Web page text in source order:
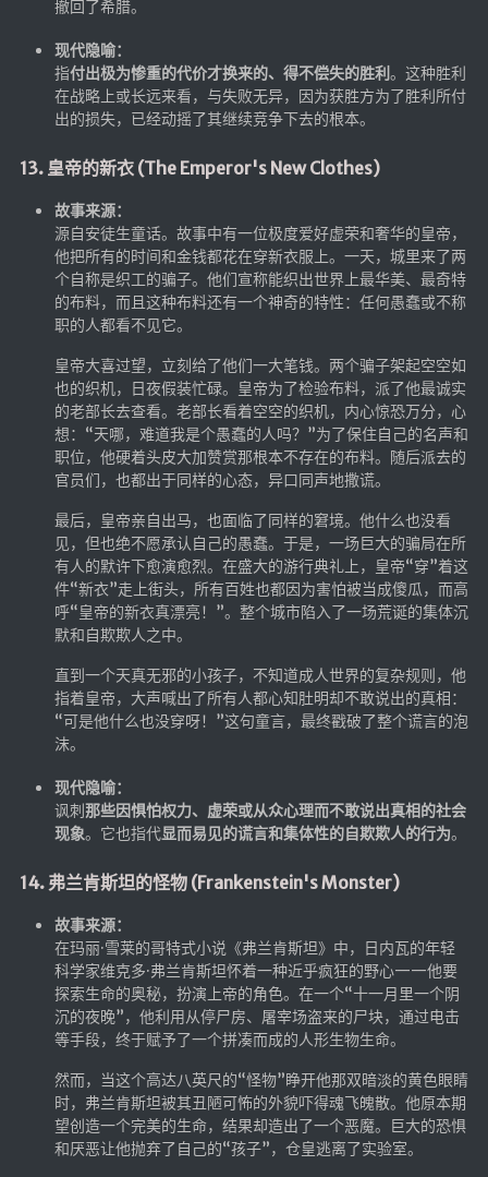
撤回了希腊。
现代隐喻：
指付出极为惨重的代价才换来的、得不偿失的胜利 。这种胜利
在战略上或长远来看，与失败无异，因为获胜方为了胜利所付
出的损失，已经动摇了其继续竞争下去的根本。
13. 皇帝的新衣 (The Emperor's New Clothes)
故事来源：
源自安徒生童话。故事中有一位极度爱好虚荣和奢华的皇帝，
他把所有的时间和金钱都花在穿新衣服上。一天，城里来了两
个自称是织工的骗子。他们宣称能织出世界上最华美、最奇特
的布料，而且这种布料还有一个神奇的特性：任何愚蠢或不称
职的人都看不见它。
皇帝大喜过望，立刻给了他们一大笔钱。两个骗子架起空空如
也的织机，日夜假装忙碌。皇帝为了检验布料，派了他最诚实
的老部长去查看。老部长看着空空的织机，内心惊恐万分，心
想：“天哪，难道我是个愚蠢的人吗？”为了保住自己的名声和
职位，他硬着头皮大加赞赏那根本不存在的布料。随后派去的
官员们，也都出于同样的心态，异口同声地撒谎。
最后，皇帝亲自出马，也面临了同样的窘境。他什么也没看
见，但也绝不愿承认自己的愚蠢。于是，一场巨大的骗局在所
有人的默许下愈演愈烈。在盛大的游行典礼上，皇帝“穿”着这
件“新衣”走上街头，所有百姓也都因为害怕被当成傻瓜，而高
呼“皇帝的新衣真漂亮！”。整个城市陷入了一场荒诞的集体沉
默和自欺欺人之中。
直到一个天真无邪的小孩子，不知道成人世界的复杂规则，他
指着皇帝，大声喊出了所有人都心知肚明却不敢说出的真相：
“可是他什么也没穿呀！”这句童言，最终戳破了整个谎言的泡
沫。
现代隐喻：
讽刺那些因惧怕权力、虚荣或从众心理而不敢说出真相的社会
现象。它也指代显而易见的谎言和集体性的自欺欺人的行为。
14. 弗兰肯斯坦的怪物 (Frankenstein's Monster)
故事来源：
在玛丽·雪莱的哥特式小说《弗兰肯斯坦》中，日内瓦的年轻
科学家维克多·弗兰肯斯坦怀着一种近乎疯狂的野心——他要
探索生命的奥秘，扮演上帝的角色。在一个“十一月里一个阴
沉的夜晚”，他利用从停尸房、屠宰场盗来的尸块，通过电击
等手段，终于赋予了一个拼凑而成的人形生物生命。
然而，当这个高达八英尺的“怪物”睁开他那双暗淡的黄色眼睛
时，弗兰肯斯坦被其丑陋可怖的外貌吓得魂飞魄散。他原本期
望创造一个完美的生命，结果却造出了一个恶魔。巨大的恐惧
和厌恶让他抛弃了自己的“孩子”，仓皇逃离了实验室。